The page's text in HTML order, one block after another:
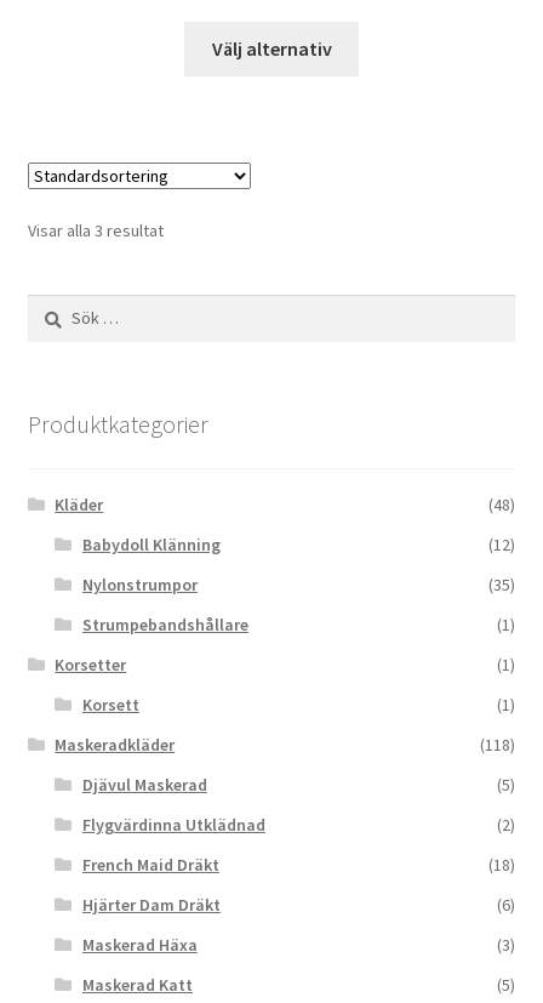
Välj alternativ
Visar alla 3 resultat
Sök
efter:
Produktkategorier
Kläder
(48)
Babydoll Klänning
(12)
Nylonstrumpor
(35)
Strumpebandshållare
(1)
Korsetter
(1)
Korsett
(1)
Maskeradkläder
(118)
Djävul Maskerad
(5)
Flygvärdinna Utklädnad
(2)
French Maid Dräkt
(18)
Hjärter Dam Dräkt
(6)
Maskerad Häxa
(3)
Maskerad Katt
(5)